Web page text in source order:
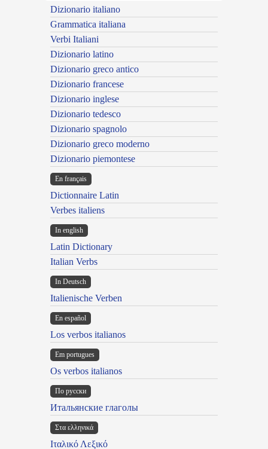
Dizionario italiano
Grammatica italiana
Verbi Italiani
Dizionario latino
Dizionario greco antico
Dizionario francese
Dizionario inglese
Dizionario tedesco
Dizionario spagnolo
Dizionario greco moderno
Dizionario piemontese
En français
Dictionnaire Latin
Verbes italiens
In english
Latin Dictionary
Italian Verbs
In Deutsch
Italienische Verben
En español
Los verbos italianos
Em portugues
Os verbos italianos
По русски
Итальянские глаголы
Στα ελληνικά
Ιταλικό Λεξικό